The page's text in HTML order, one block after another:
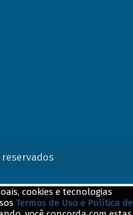
reservados
cookies e tecnologias
Termos de Uso e Política de